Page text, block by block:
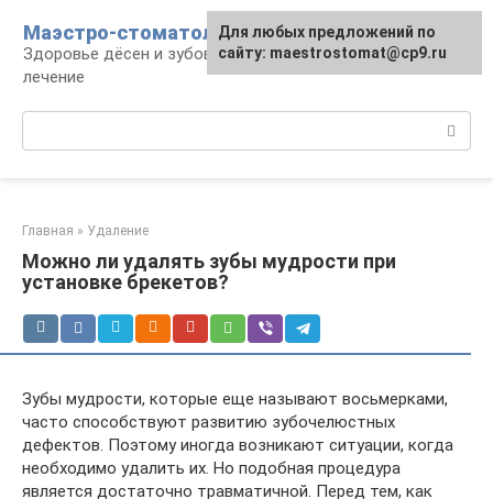
контенту
Маэстро-стоматолог
Здоровье дёсен и зубов, диагностика и
лечение
Главная » Удаление
Можно ли удалять зубы мудрости при
установке брекетов?
Зубы мудрости, которые еще называют восьмерками,
часто способствуют развитию зубочелюстных
дефектов. Поэтому иногда возникают ситуации, когда
необходимо удалить их. Но подобная процедура
является достаточно травматичной. Перед тем, как
Для любых предложений по
сайту: maestrostomat@cp9.ru